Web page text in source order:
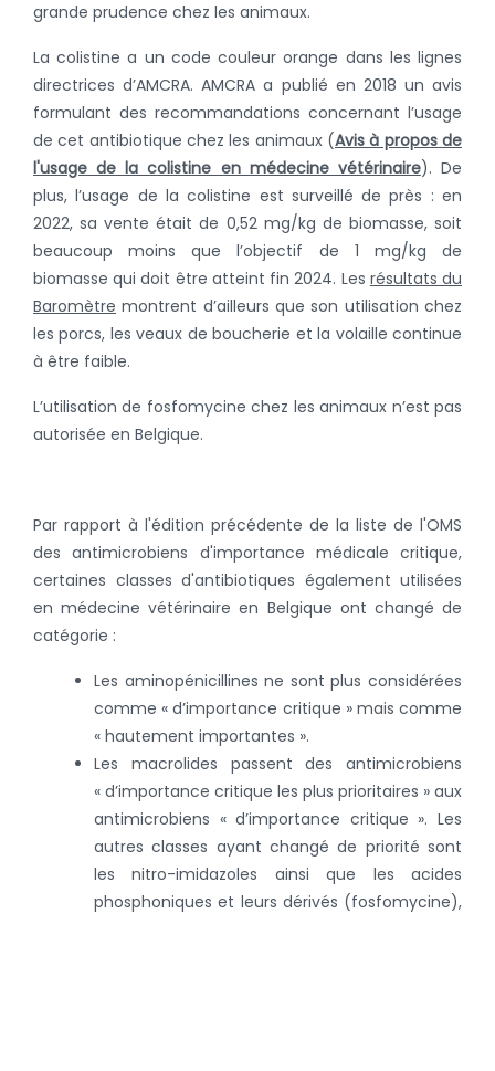
grande prudence chez les animaux.
La colistine a un code couleur orange dans les lignes
directrices d’AMCRA. AMCRA a publié en 2018 un avis
formulant des recommandations concernant l’usage
de cet antibiotique chez les animaux (Avis à propos de
l'usage de la colistine en médecine vétérinaire). De
plus, l’usage de la colistine est surveillé de près : en
2022, sa vente était de 0,52 mg/kg de biomasse, soit
beaucoup moins que l’objectif de 1 mg/kg de
biomasse qui doit être atteint fin 2024. Les résultats du
Baromètre montrent d’ailleurs que son utilisation chez
les porcs, les veaux de boucherie et la volaille continue
à être faible.
L’utilisation de fosfomycine chez les animaux n’est pas
autorisée en Belgique.
Par rapport à l'édition précédente de la liste de l'OMS
des antimicrobiens d'importance médicale critique,
certaines classes d'antibiotiques également utilisées
en médecine vétérinaire en Belgique ont changé de
catégorie :
Les aminopénicillines ne sont plus considérées
comme « d’importance critique » mais comme
« hautement importantes ».
Les macrolides passent des antimicrobiens
« d’importance critique les plus prioritaires » aux
antimicrobiens « d’importance critique ». Les
autres classes ayant changé de priorité sont
les nitro-imidazoles ainsi que les acides
phosphoniques et leurs dérivés (fosfomycine),